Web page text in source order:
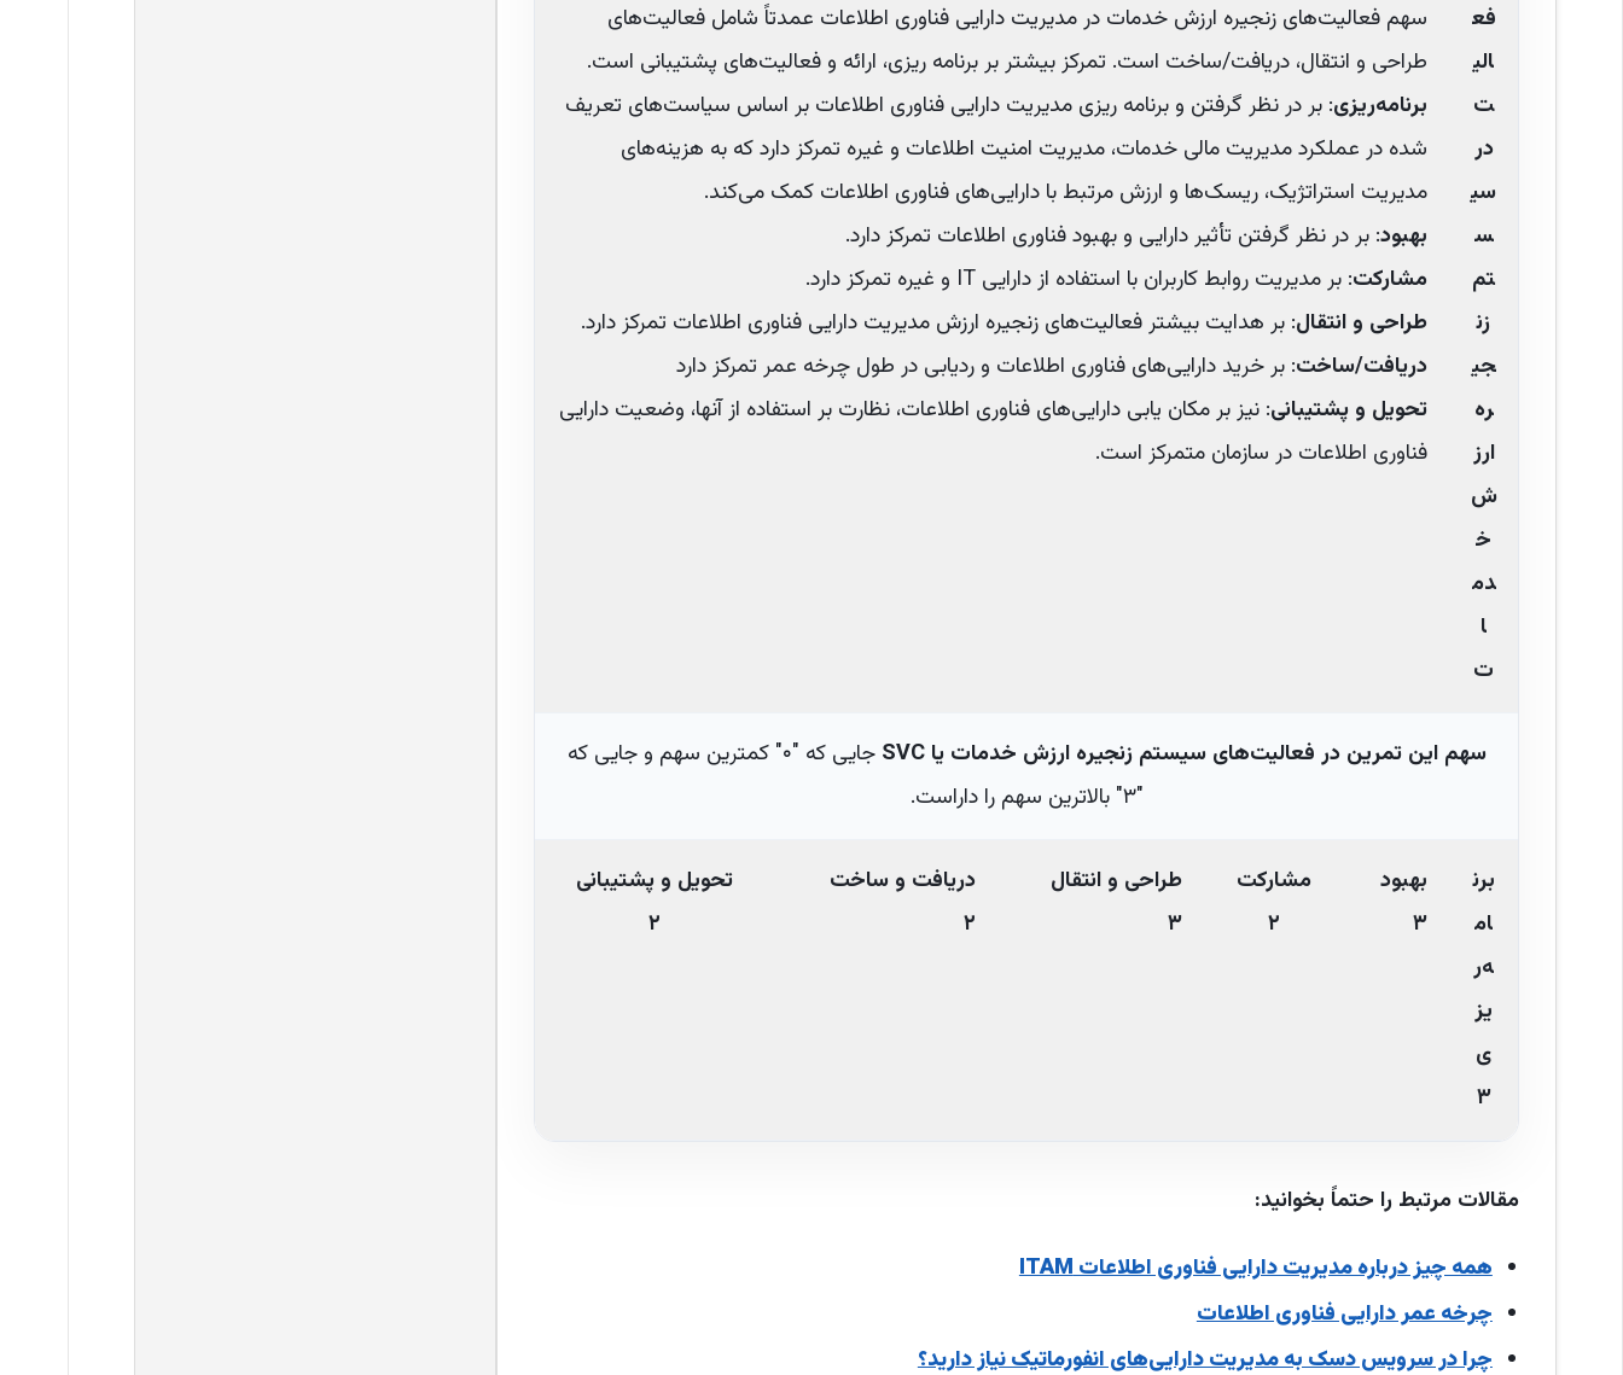
فع
الی
ت
در
سی
س
تم
زن
جی
ره
ارز
ش
خ
دم
ا
ت
سهم فعالیت‌های زنجیره ارزش خدمات در مدیریت دارایی فناوری اطلاعات عمدتاً شامل فعالیت‌های
طراحی و انتقال، دریافت/ساخت است. تمرکز بیشتر بر برنامه ریزی، ارائه و فعالیت‌های پشتیبانی است.
برنامه‌ریزی: بر در نظر گرفتن و برنامه ریزی مدیریت دارایی فناوری اطلاعات بر اساس سیاست‌های تعریف
شده در عملکرد مدیریت مالی خدمات، مدیریت امنیت اطلاعات و غیره تمرکز دارد که به هزینه‌های
مدیریت استراتژیک، ریسک‌ها و ارزش مرتبط با دارایی‌های فناوری اطلاعات کمک می‌کند.
بهبود: بر در نظر گرفتن تأثیر دارایی و بهبود فناوری اطلاعات تمرکز دارد.
مشارکت: بر مدیریت روابط کاربران با استفاده از دارایی IT و غیره تمرکز دارد.
طراحی و انتقال: بر هدایت بیشتر فعالیت‌های زنجیره ارزش مدیریت دارایی فناوری اطلاعات تمرکز دارد.
دریافت/ساخت: بر خرید دارایی‌های فناوری اطلاعات و ردیابی در طول چرخه عمر تمرکز دارد
تحویل و پشتیبانی: نیز بر مکان یابی دارایی‌های فناوری اطلاعات، نظارت بر استفاده از آنها، وضعیت دارایی
فناوری اطلاعات در سازمان متمرکز است.
سهم این تمرین در فعالیت‌های سیستم زنجیره ارزش خدمات یاSVC
جایی که "۰" کمترین سهم و جایی که
"۳" بالاترین سهم را داراست.
برن
ام
ه‌ر
یز
ی
۳
بهبود
۳
مشارکت
۲
طراحی و انتقال
۳
دریافت و ساخت
۲
تحویل و پشتیبانی
۲
مقالات مرتبط را حتماً بخوانید:
همه چیز درباره مدیریت دارایی فناوری اطلاعات ITAM
چرخه عمر دارایی فناوری اطلاعات
چرا در سرویس دسک به مدیریت دارایی‌های انفورماتیک نیاز دارید؟